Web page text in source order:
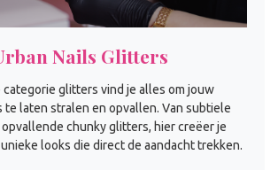
Nails Glitters
categorie glitters vind je alles om jouw
te laten stralen en opvallen. Van subtiele
chunky glitters, hier creëer je
looks die direct de aandacht trekken.